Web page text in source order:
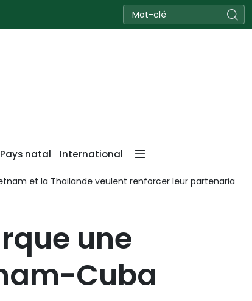
Pays natal International
et la Thaïlande veulent renforcer leur partenariat
une
Cuba